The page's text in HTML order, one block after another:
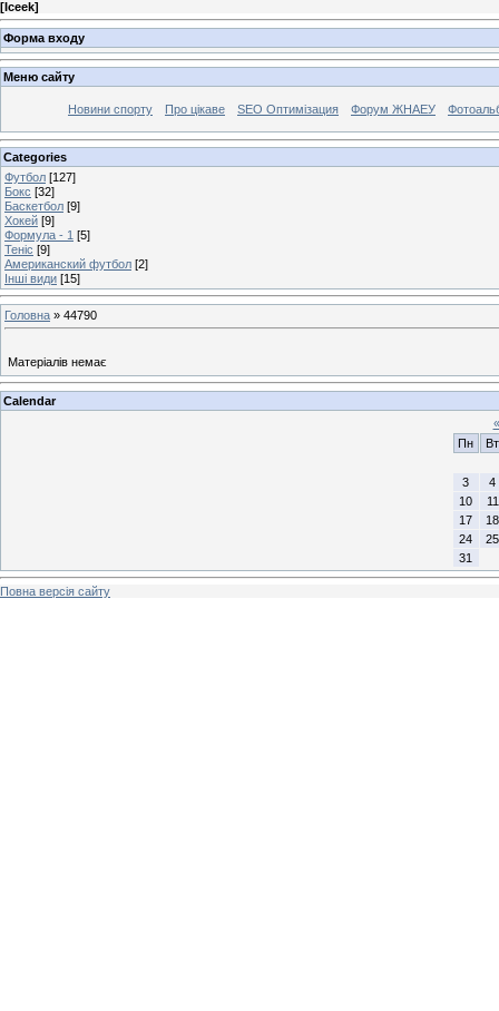
[Iceek]
Форма входу
Меню сайту
Новини спорту Про цікаве SEO Оптимізация Форум ЖНАЕУ
Categories
Футбол [127]
Бокс [32]
Баскетбол [9]
Хокей [9]
Формула - 1 [5]
Теніс [9]
Американский футбол [2]
Інші види [15]
Головна » 44790
Матеріалів немає
Calendar
«
Пн
Вт
3
4
10
11
17
18
24
25
31
Повна версія сайту